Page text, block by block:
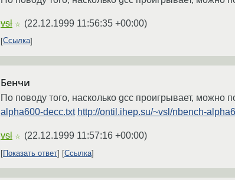
vsl ☆ (22.12.1999 11:56:35 +00:00)
Ссылка
Бенчи
По поводу того, насколько gcc проигрывает, можно
alpha600-decc.txt http://ontil.ihep.su/~vsl/nbench-
vsl ☆ (22.12.1999 11:57:16 +00:00)
Показать ответ Ссылка